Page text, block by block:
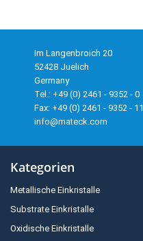
Im Langenbroich 20
52428 Juelich
Germany
Tel.: +49 (0) 2461 - 9352 - 0
Fax: +49 (0) 2461 - 9352 - 11
info@mateck.com
Kategorien
Metallische Einkristalle
Substrate Einkristalle
Oxidische Einkristalle